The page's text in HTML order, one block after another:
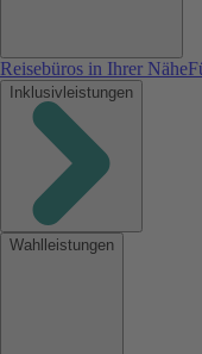
Reisebüros in Ihrer Nähe
Inklusivleistungen
Wahlleistungen